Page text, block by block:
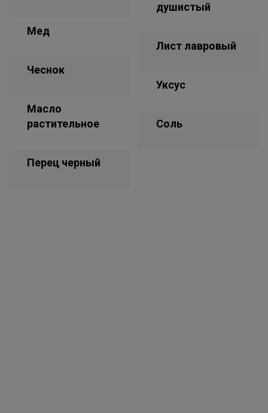
Мед
Чеснок
Масло
растительное
Перец черный
душистый
Лист лавровый
Уксус
Соль